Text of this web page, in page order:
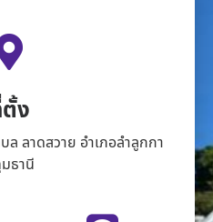
ง
ลาดสวาย อำเภอลำลูกกา
ธานี